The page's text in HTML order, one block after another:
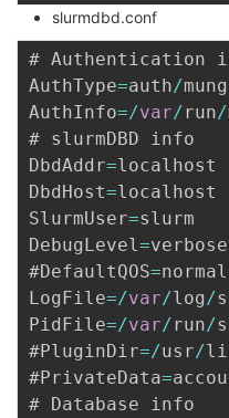
slurmdbd.conf
# Authentication
AuthType=auth/
AuthInfo=/var/run/
# slurmDBD info
DbdAddr=localhost
DbdHost=localhost
SlurmUser=slurm
DebugLevel =verbose
#DefaultQOS=normal
LogFile=/var/log /
PidFile=/var/run/
#PluginDir=/usr/
#PrivateData=
# Database info